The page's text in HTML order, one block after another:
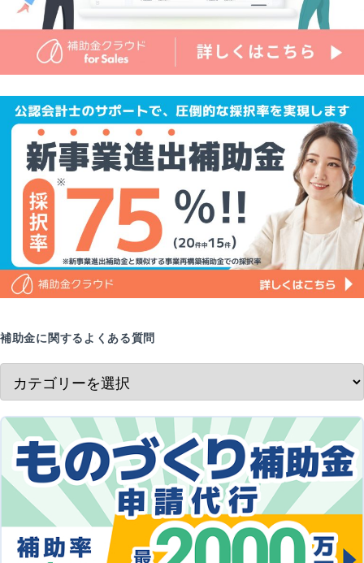
補助金に関するよくある質問